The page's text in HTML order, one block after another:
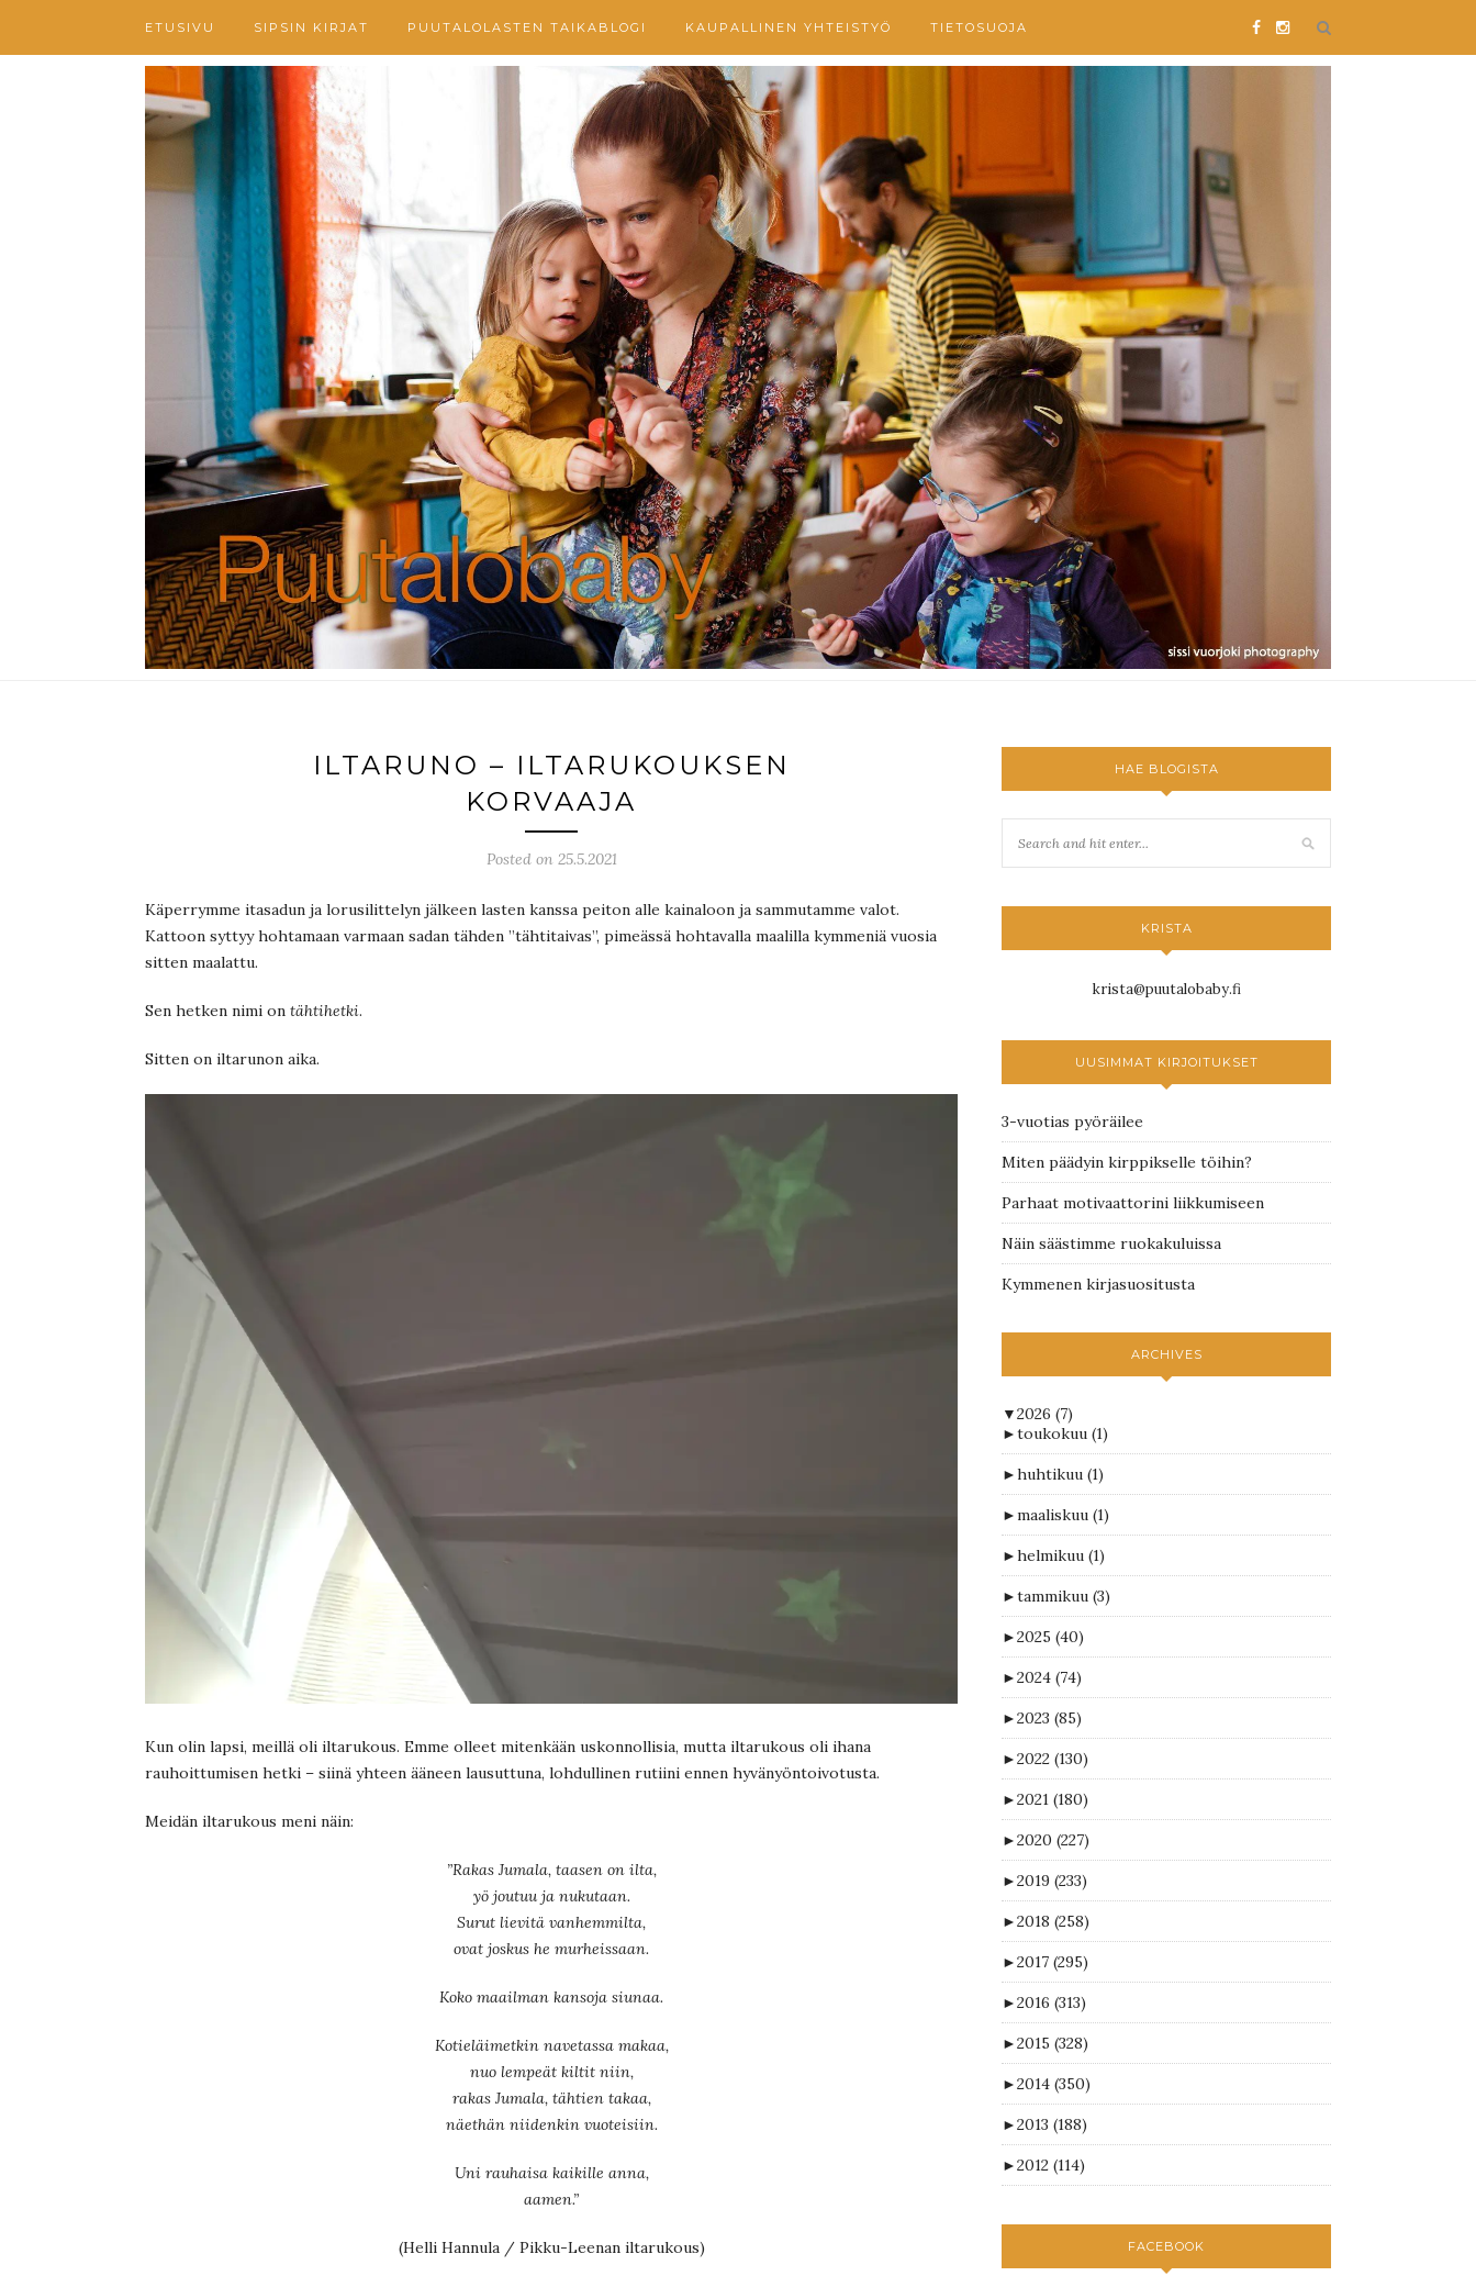
ETUSIVU SIPSIN KIRJAT PUUTALOLASTEN TAIKABLOGI KAUPALLINEN YHTEISTYÖ TIETOSUOJA
ILTARUNO – ILTARUKOUKSEN
KORVAAJA
Posted on 25.5.2021
Käperrymme itasadun ja lorusilittelyn jälkeen lasten kanssa peiton alle kainaloon ja sammutamme valot.
Kattoon syttyy hohtamaan varmaan sadan tähden ”tähtitaivas”, pimeässä hohtavalla maalilla kymmeniä vuosia
sitten maalattu.
Sen hetken nimi on tähtihetki.
Sitten on iltarunon aika.
Kun olin lapsi, meillä oli iltarukous. Emme olleet mitenkään uskonnollisia, mutta iltarukous oli ihana
rauhoittumisen hetki – siinä yhteen ääneen lausuttuna, lohdullinen rutiini ennen hyvänyöntoivotusta.
Meidän iltarukous meni näin:
”Rakas Jumala, taasen on ilta,
yö joutuu ja nukutaan.
Surut lievitä vanhemmilta,
ovat joskus he murheissaan.
Koko maailman kansoja siunaa.
Kotieläimetkin navetassa makaa,
nuo lempeät kiltit niin,
rakas Jumala, tähtien takaa,
näethän niidenkin vuoteisiin.
Uni rauhaisa kaikille anna,
aamen.”
(Helli Hannula / Pikku-Leenan iltarukous)
HAE BLOGISTA
KRISTA
krista@puutalobaby.fi
UUSIMMAT KIRJOITUKSET
3-vuotias pyöräilee
Miten päädyin kirppikselle töihin?
Parhaat motivaattorini liikkumiseen
Näin säästimme ruokakuluissa
Kymmenen kirjasuositusta
ARCHIVES
▼2026 (7)
►toukokuu (1)
►huhtikuu (1)
►maaliskuu (1)
►helmikuu (1)
►tammikuu (3)
►2025 (40)
►2024 (74)
►2023 (85)
►2022 (130)
►2021 (180)
►2020 (227)
►2019 (233)
►2018 (258)
►2017 (295)
►2016 (313)
►2015 (328)
►2014 (350)
►2013 (188)
►2012 (114)
FACEBOOK